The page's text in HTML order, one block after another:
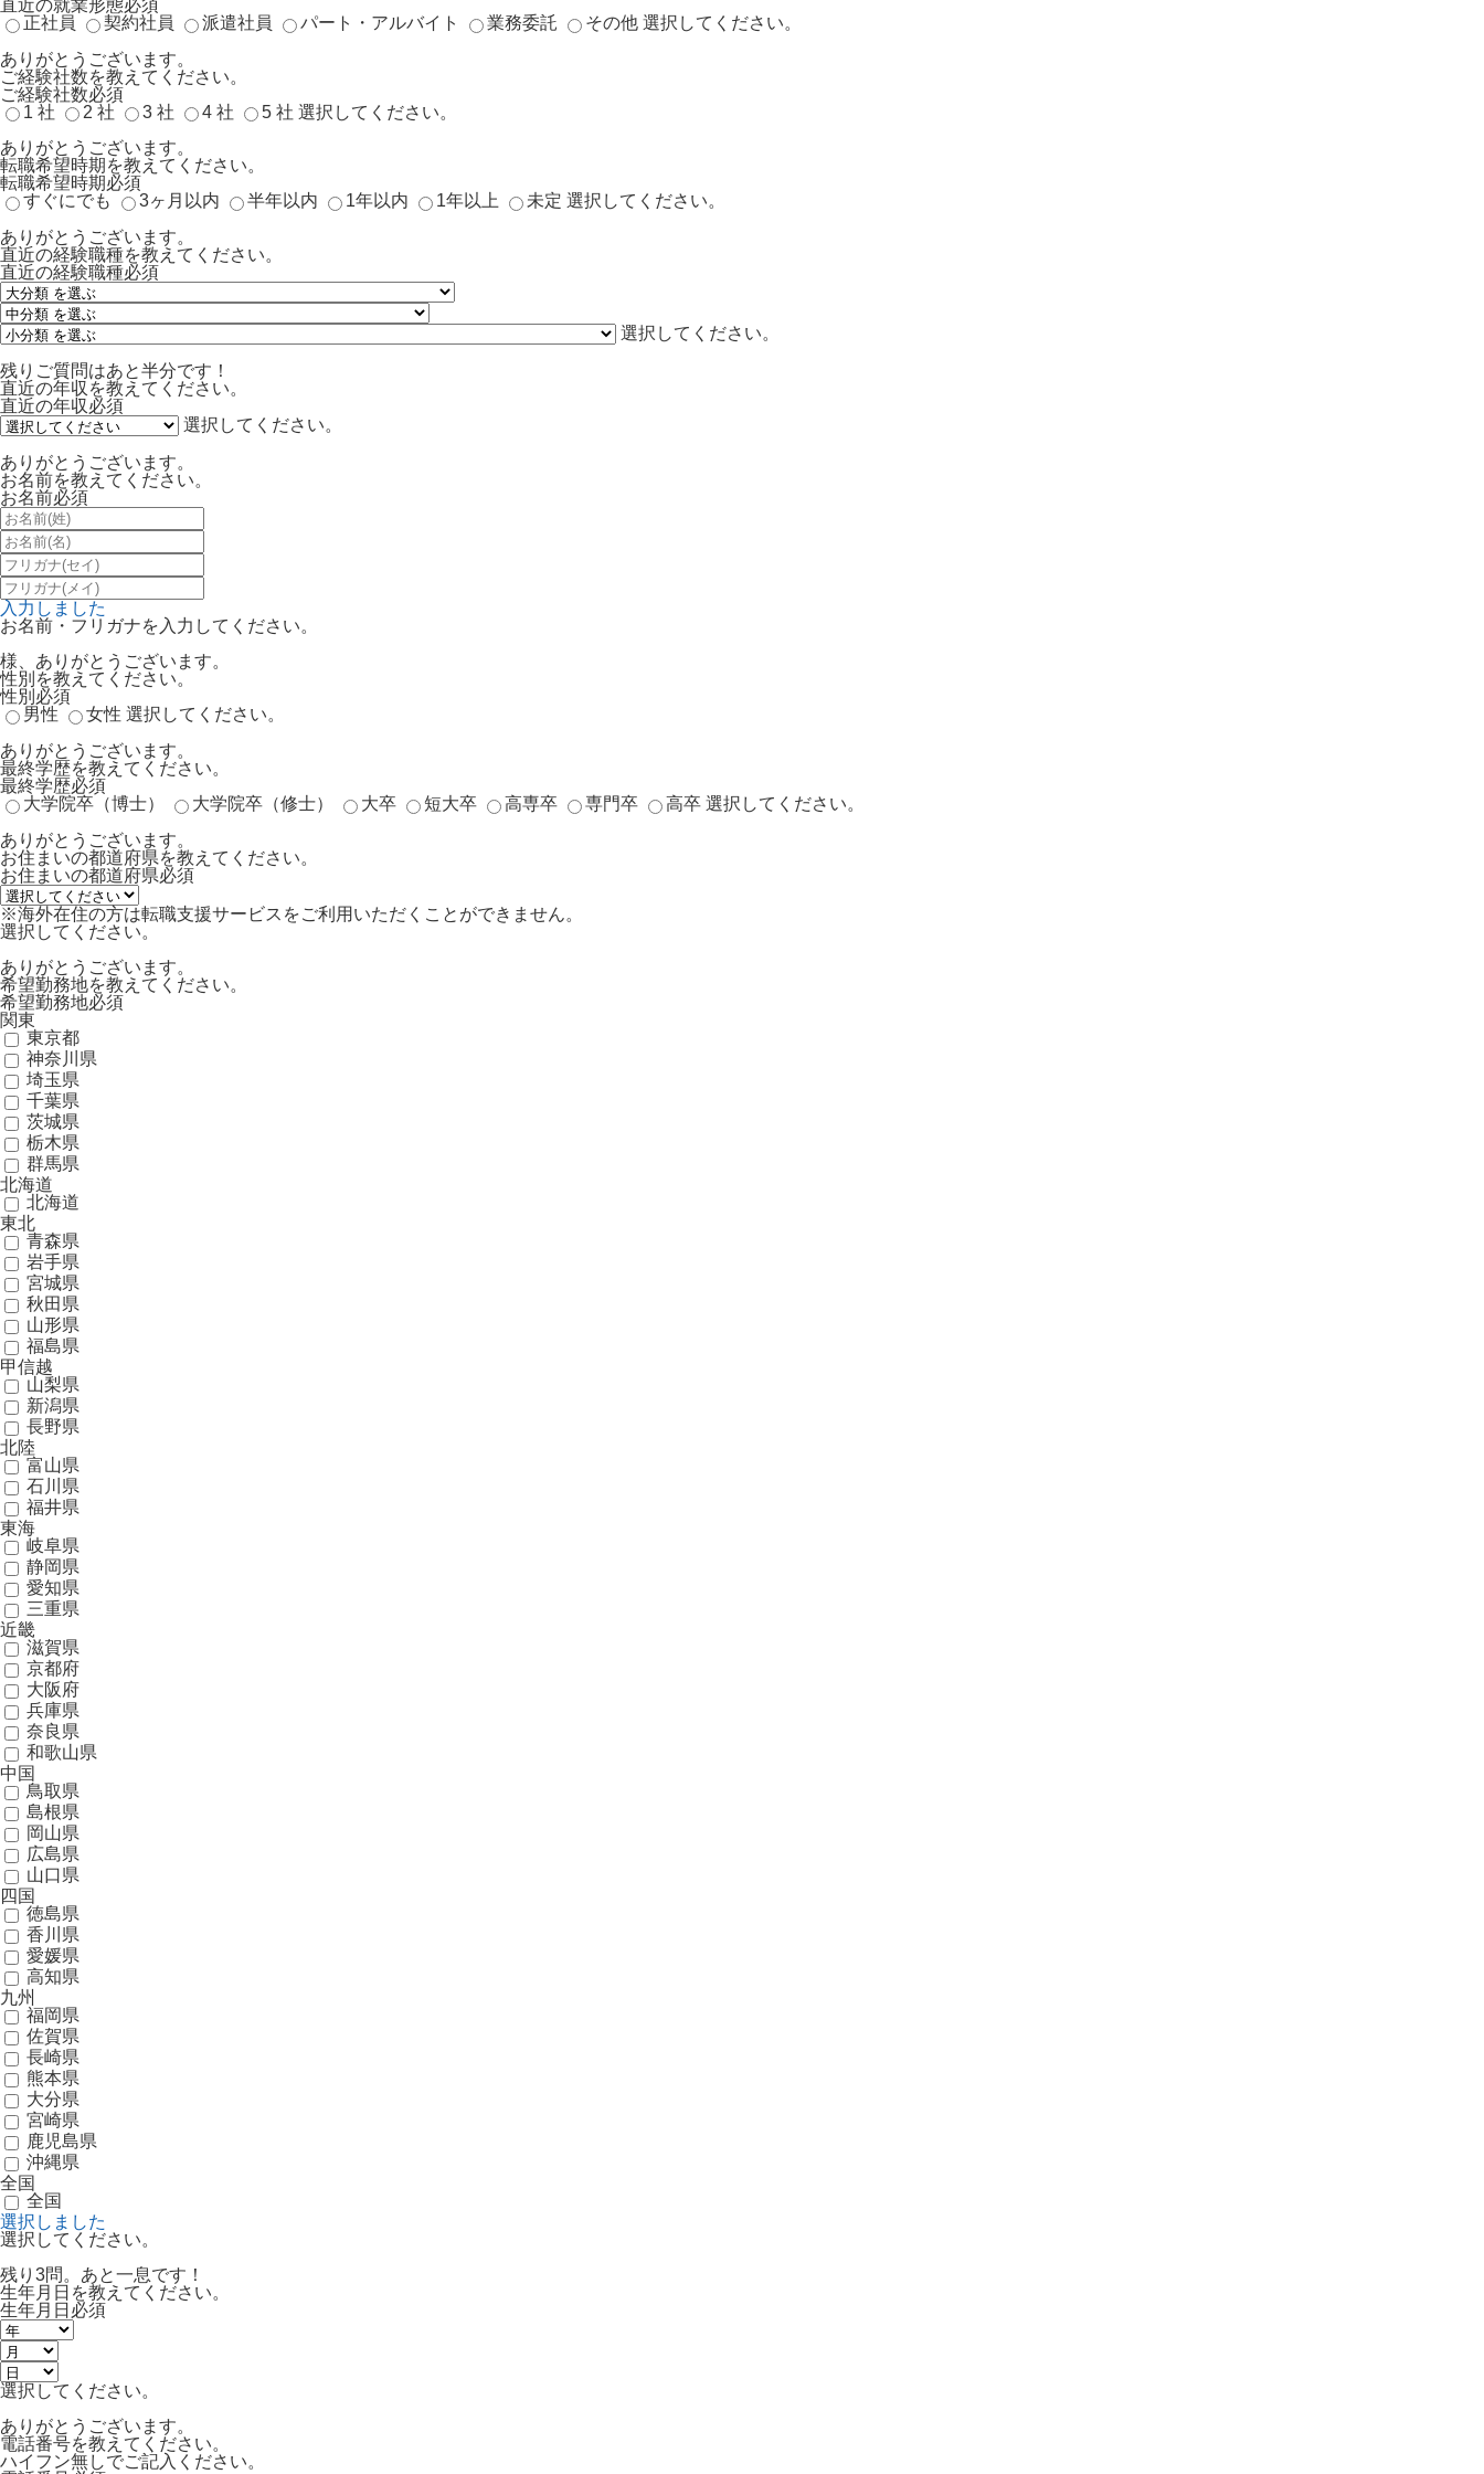
直近の就業形態必須
正社員
契約社員 派遣社員 パート・アルバイト 業務委託 その他 選択してください。
ありがとうございます。
ご経験社数を教えてください。
ご経験社数必須
1 社
2 社 3 社 4 社 5 社 選択してください。
ありがとうございます。
転職希望時期を教えてください。
転職希望時期必須
すぐにでも
3ヶ月以内 半年以内 1年以内 1年以上 未定 選択してください。
ありがとうございます。
直近の経験職種を教えてください。
直近の経験職種必須
選択してください。
残りご質問はあと半分です！
直近の年収を教えてください。
直近の年収必須
選択してください。
ありがとうございます。
お名前を教えてください。
お名前必須
入力しました
お名前・フリガナを入力してください。
様、ありがとうございます。
性別を教えてください。
性別 必須
男性
女性 選択してください。
ありがとうございます。
最終学歴を教えてください。
最終学歴必須
大学院卒（博士）
大学院卒（修士） 大卒 短大卒 高専卒 専門卒 高卒 選択してください。
ありがとうございます。
お住まいの都道府県を教えてください。
お住まいの都道府県必須
※海外在住の方は転職支援サービスをご利用いただくことができません。
選択してください。
ありがとうございます。
希望勤務地を教えてください。
希望勤務地必須
関東
東京都
神奈川県
埼玉県
千葉県
茨城県
栃木県
群馬県
北海道
北海道
東北
青森県
岩手県
宮城県
秋田県
山形県
福島県
甲信越
山梨県
新潟県
長野県
北陸
富山県
石川県
福井県
東海
岐阜県
静岡県
愛知県
三重県
近畿
滋賀県
京都府
大阪府
兵庫県
奈良県
和歌山県
中国
鳥取県
島根県
岡山県
広島県
山口県
四国
徳島県
香川県
愛媛県
高知県
九州
福岡県
佐賀県
長崎県
熊本県
大分県
宮崎県
鹿児島県
沖縄県
全国
全国
選択しました
選択してください。
残り3問。あと一息です！
生年月日を教えてください。
生年月日 必須
選択してください。
ありがとうございます。
電話番号を教えてください。
ハイフン無しでご記入ください。